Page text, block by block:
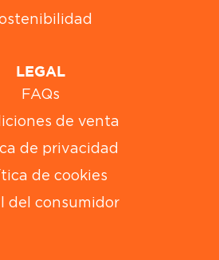
LEGAL
FAQs
de venta
de privacidad
de cookies
del consumidor